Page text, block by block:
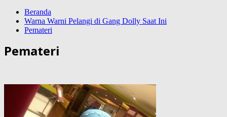
Beranda
Warna Warni Pelangi di Gang Dolly Saat Ini
Pemateri
Pemateri